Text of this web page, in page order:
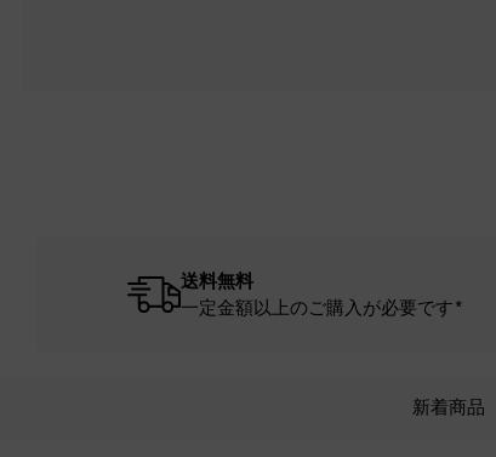
送料無料
一定金額以上のご購入が必要です*
新着商品